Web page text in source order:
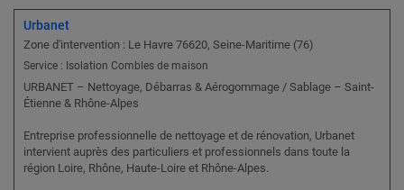
Urbanet
Zone d'intervention : Le Havre 76620, Seine-Maritime (76)
Service : Isolation Combles de maison
URBANET – Nettoyage, Débarras & Aérogommage / Sablage – Saint-
Étienne & Rhône-Alpes
Entreprise professionnelle de nettoyage et de rénovation, Urbanet
intervient auprès des particuliers et professionnels dans toute la
région Loire, Rhône, Haute-Loire et Rhône-Alpes.